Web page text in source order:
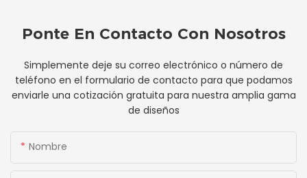
Ponte En Contacto Con Nosotros
Simplemente deje su correo electrónico o número de
teléfono en el formulario de contacto para que podamos
enviarle una cotización gratuita para nuestra amplia gama
de diseños
Nombre